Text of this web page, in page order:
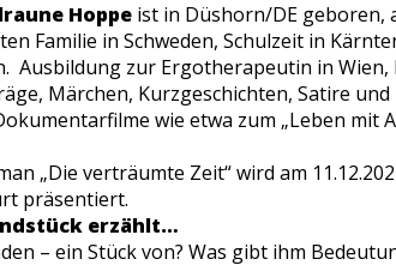
Hoppe ist in Düshorn/DE geboren,
Familie in Schweden, Schulzeit in
Ausbildung zur Ergotherapeutin in
Märchen, Kurzgeschichten, Satire und
wie etwa zum „Leben mit
„Die verträumte Zeit“ wird am
präsentiert.
erzählt…
– ein Stück von? Was gibt ihm